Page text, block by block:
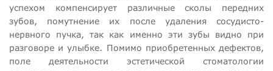
успехом компенсирует различные сколы передних
зубов, помутнение их после удаления сосудисто-
нервного пучка, так как именно эти зубы видно при
разговоре и улыбке. Помимо приобретенных дефектов,
поле деятельности эстетической стоматологии